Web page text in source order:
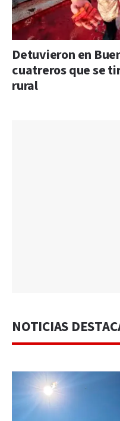
Detuvieron en
cuatreros que se
rural
NOTICIAS